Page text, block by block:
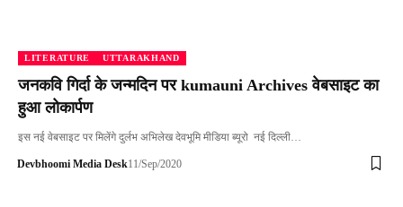
LITERATURE UTTARAKHAND
जनकवि गिर्दा के जन्मदिन पर kumauni Archives वेबसाइट का
हुआ लोकार्पण
इस नई वेबसाइट पर मिलेंगे दुर्लभ अभिलेख देवभूमि मीडिया ब्यूरो नई दिल्ली…
Devbhoomi Media Desk11/Sep/2020